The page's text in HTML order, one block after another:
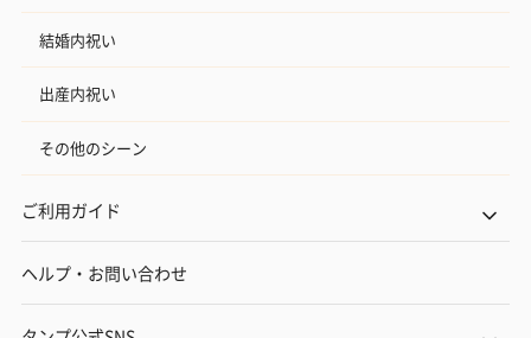
結婚内祝い
出産内祝い
その他のシーン
ご利用ガイド
ヘルプ・お問い合わせ